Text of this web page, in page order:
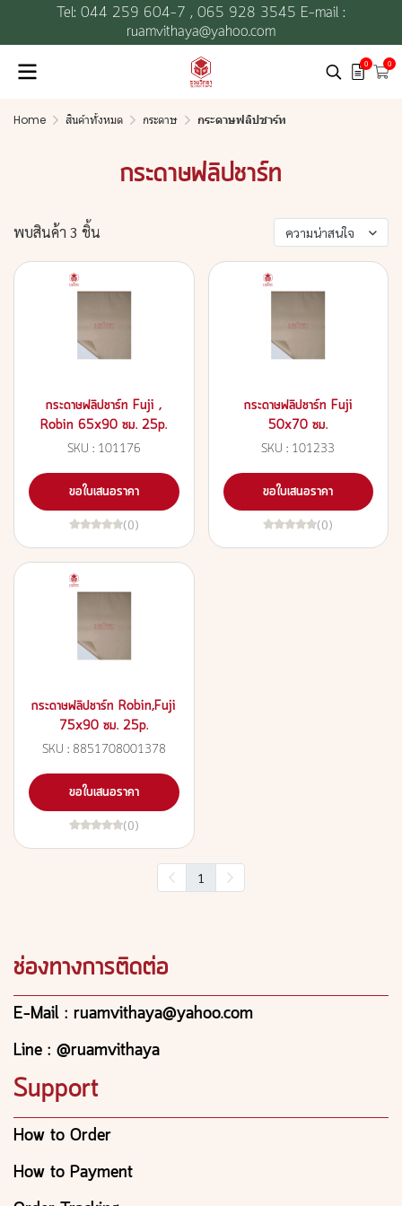
Tel: 044 259 604-7 , 065 928 3545 E-mail :
ruamvithaya@yahoo.com
0 0
Home สินค้าทั้งหมด กระดาษ กระดาษฟลิปชาร์ท
กระดาษฟลิปชาร์ท
พบสินค้า 3 ชิ้น ความน่าสนใจ
กระดาษฟลิปชาร์ท Fuji ,
Robin 65x90 ซม. 25p.
SKU : 101176
ขอใบเสนอราคา
(0)
กระดาษฟลิปชาร์ท Fuji
50x70 ซม.
SKU : 101233
ขอใบเสนอราคา
(0)
กระดาษฟลิปชาร์ท Robin,Fuji
75x90 ซม. 25p.
SKU : 8851708001378
ขอใบเสนอราคา
(0)
1
ช่องทางการติดต่อ
E-Mail : ruamvithaya@yahoo.com
Line : @ruamvithaya
Support
How to Order
How to Payment